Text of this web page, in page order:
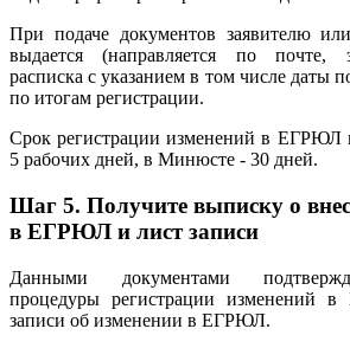
При подаче документов заявителю
выдается (направляется по почте,
расписка с указанием в том числе даты
по итогам регистрации.
Срок регистрации изменений в ЕГРЮЛ
5 рабочих дней, в Минюсте - 30 дней.
Шаг 5. Получите выписку о
в ЕГРЮЛ и лист записи
Данными документами
процедуры регистрации изменений
записи об изменении в ЕГРЮЛ.